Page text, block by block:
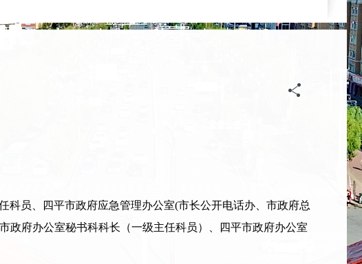
员、四平市政府应急管理办公室(市长公开电话办、市政府总
政府办公室秘书科科长（一级主任科员）、四平市政府办公室